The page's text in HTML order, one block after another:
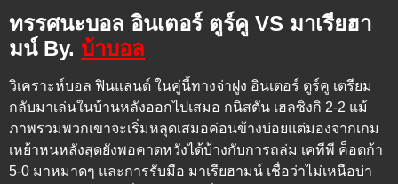
ทรรศนะบอล อินเตอร์ ตูร์คู VS มาเรียฮา
มน์ By. บ้าบอล
วิเคราะห์บอล ฟินแลนด์ ในคู่นี้ทางจ่าฝูง อินเตอร์ ตูร์คู เตรียม
กลับมาเล่นในบ้านหลังออกไปเสมอ กนิสตัน เฮลซิงกิ 2-2 แม้
ภาพรวมพวกเขาจะเริ่มหลุดเสมอค่อนข้างบ่อยแต่มองจากเกม
เหย้าหนหลังสุดยังพอคาดหวังได้บ้างกับการถล่ม เคทีพี ค็อตก้า
5-0 มาหมาดๆ และการรับมือ มาเรียฮามน์ เชื่อว่าไม่เหนือบ่า